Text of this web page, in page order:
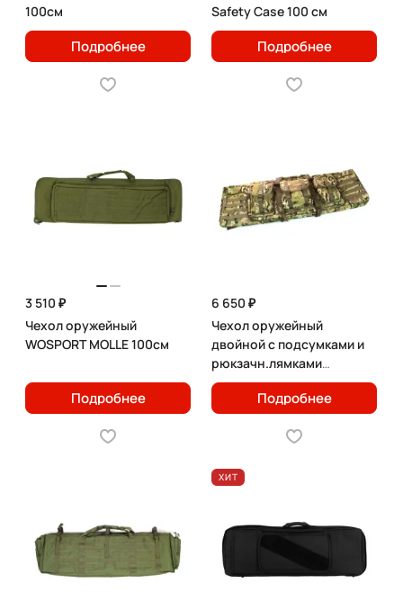
100см
Подробнее
Safety Case 100 см
Подробнее
3 510 ₽
Чехол оружейный
WOSPORT MOLLE 100см
Подробнее
6 650 ₽
Чехол оружейный
двойной с подсумками и
рюкзачн.лямками
WOSPORT 107см
Подробнее
ХИТ